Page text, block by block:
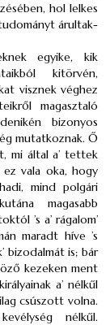
hol lelkes
árultak-
egyike, kik
kitörvén,
visznek véghez
magasztaló
bizonyos
mutatkoznak. Ő
mi által a’ tettek
ez vala oka, hogy
mind polgári
magasabb
’s a’ rágalom’
maradt híve ’s
bizodalmát is; bár
kezeken ment
a’ nélkűl
csúszott volna.
nélkűl.